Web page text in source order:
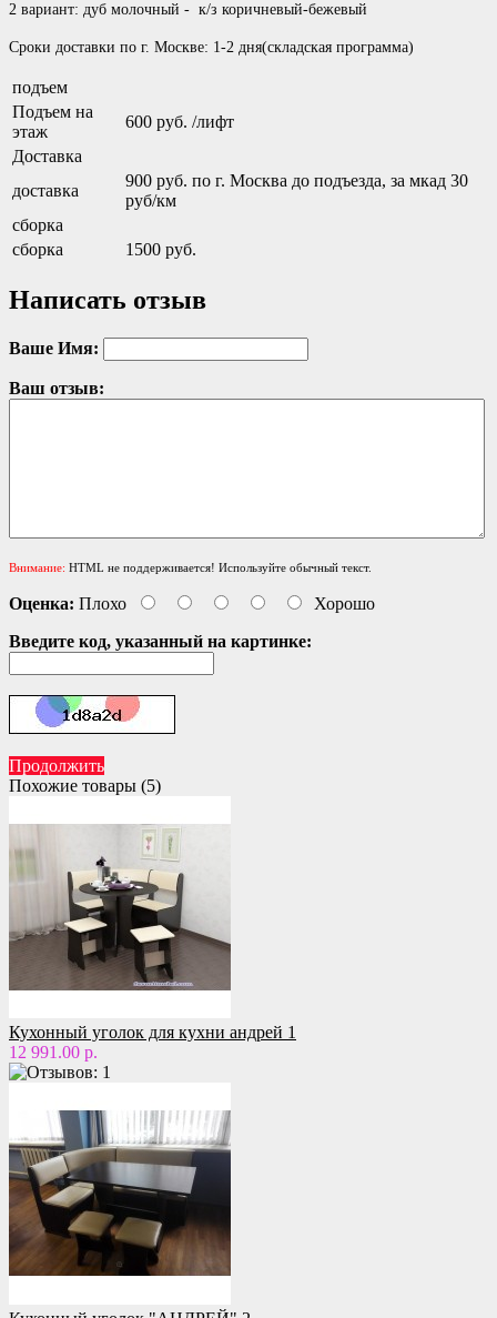
2 вариант: дуб молочный - к/з коричневый-бежевый
Сроки доставки по г. Москве: 1-2 дня(складская программа)
подъем
Подъем на
этаж
600 руб. /лифт
Доставка
доставка
900 руб. по г. Москва до подъезда, за мкад 30
руб/км
сборка
сборка
1500 руб.
Написать отзыв
Ваше Имя:
Ваш отзыв:
Внимание: HTML не поддерживается! Используйте обычный текст.
Оценка: Плохо
Хорошо
Введите код, указанный на картинке:
Продолжить
Похожие товары (5)
Кухонный уголок для кухни андрей 1
12 991.00 р.